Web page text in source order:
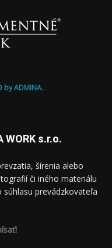
by ADMINA.
WORK s.r.o.
šírenia alebo
či iného materiálu
prevádzkovateľa